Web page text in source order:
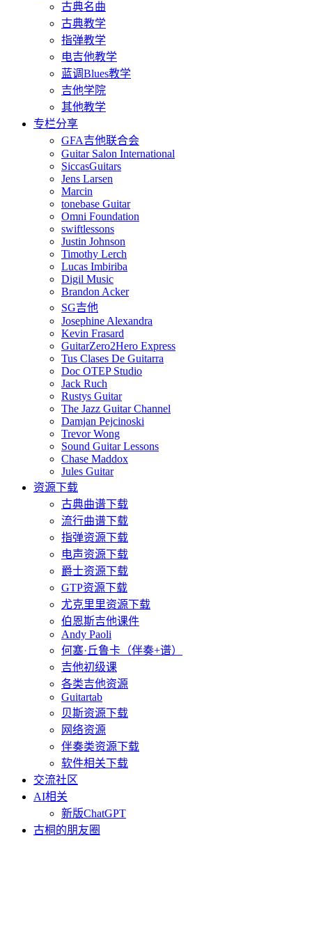
古典名曲
古典教学
指弹教学
电吉他教学
蓝调Blues教学
吉他学院
其他教学
专栏分享
GFA吉他联合会
Guitar Salon International
SiccasGuitars
Jens Larsen
Marcin
tonebase Guitar
Omni Foundation
swiftlessons
Justin Johnson
Timothy Lerch
Lucas Imbiriba
Digil Music
Brandon Acker
SG吉他
Josephine Alexandra
Kevin Frasard
GuitarZero2Hero Express
Tus Clases De Guitarra
Doc OTEP Studio
Jack Ruch
Rustys Guitar
The Jazz Guitar Channel
Damjan Pejcinoski
Trevor Wong
Sound Guitar Lessons
Chase Maddox
Jules Guitar
资源下载
古典曲谱下载
流行曲谱下载
指弹资源下载
电声资源下载
爵士资源下载
GTP资源下载
尤克里里资源下载
伯恩斯吉他课件
Andy Paoli
何塞·丘鲁卡（伴奏+谱）
吉他初级课
各类吉他资源
Guitartab
贝斯资源下载
网络资源
伴奏类资源下载
软件相关下载
交流社区
AI相关
新版ChatGPT
古桐的朋友圈